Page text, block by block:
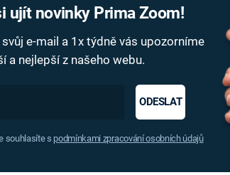
ujít novinky Prima Zoom!
e-mail a 1x týdně vás upozorníme
a nejlepší z našeho webu.
ODESLAT
souhlasíte s podmínkami zpracování osobních údajů